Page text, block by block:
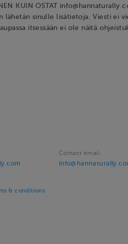
KUIN OSTAT
lähetän sinulle lisätietoja. Viesti ei
itsessään ei ole näitä
Contact email
& conditions